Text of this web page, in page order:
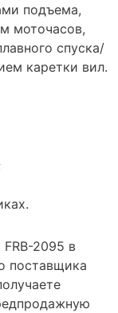
подъема,
моточасов,
спуска/
каретки вил.
2095 в
поставщика